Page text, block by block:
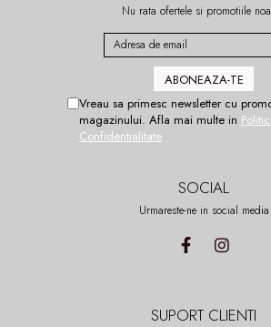
Nu rata ofertele si promotiile
Vreau sa primesc newsletter cu
magazinului. Afla mai multe in
Confidentialitate
SOCIAL
Urmareste-ne in social media
SUPORT CLIENTI